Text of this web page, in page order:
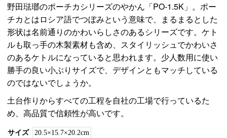
野田琺瑯のポーチカシリーズのやかん「PO-1.5K」。ポー
チカとはロシア語でつぼみという意味で、まるまるとした
形状は名前通りのかわいらしさのあるシリーズです。ケト
ルも取っ手の木製素材も含め、スタイリッシュでかわいさ
のあるケトルになっていると思われます。少人数用に使い
勝手の良い小ぶりサイズで、デザインともマッチしている
のではないでしょうか。
土台作りからすべての工程を自社の工場で行っているた
め、高品質で信頼性が高いです。
サイズ
20.5×15.7×20.2cm